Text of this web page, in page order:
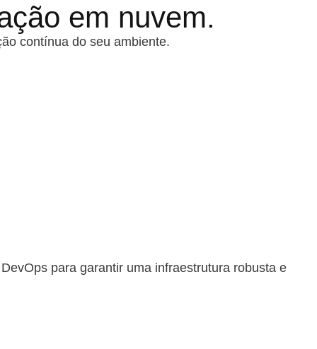
em nuvem.
contínua do seu ambiente.
para garantir uma infraestrutura robusta e